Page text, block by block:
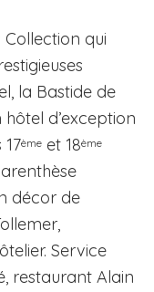
Collection qui
la Bastide de
hôtel d’exception
ème et 18ème
décor de
Service
restaurant Alain